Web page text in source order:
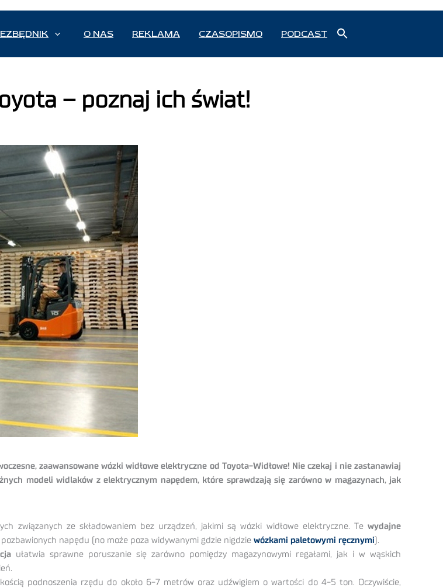
O NAS REKLAMA CZASOPISMO PODCAST
– poznaj ich świat!
zaawansowane wózki widłowe elektryczne od Toyota-Widłowe! Nie czekaj i nie zastanawiaj
modeli widlaków z elektrycznym napędem, które sprawdzają się zarówno w magazynach, jak
związanych ze składowaniem bez urządzeń, jakimi są wózki widłowe elektryczne. Te wydajne
napędu (no może poza widywanymi gdzie nigdzie wózkami paletowymi ręcznymi ).
ułatwia sprawne poruszanie się zarówno pomiędzy magazynowymi regałami, jak i w wąskich
podnoszenia rzędu do około 6-7 metrów oraz udźwigiem o wartości do 4-5 ton. Oczywiście,